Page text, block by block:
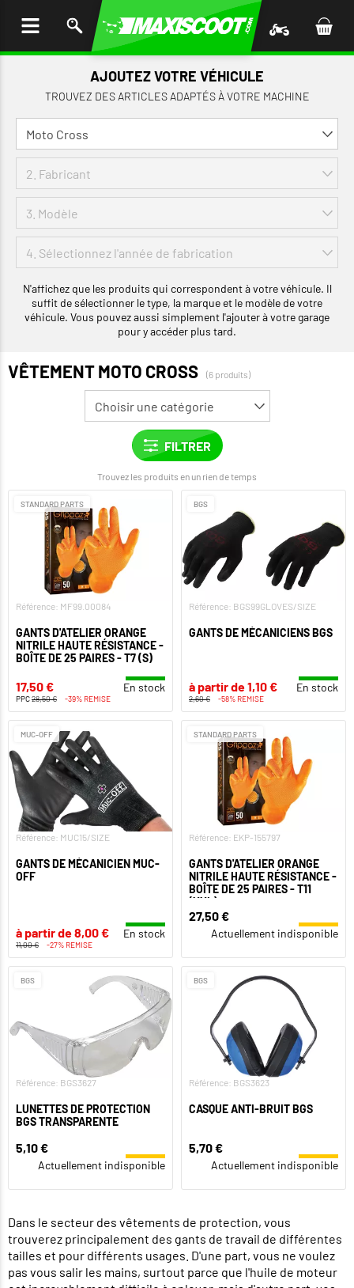
AJOUTEZ VOTRE VÉHICULE
TROUVEZ DES ARTICLES ADAPTÉS À VOTRE MACHINE
N'affichez que les produits qui correspondent à votre véhicule. Il
suffit de sélectionner le type, la marque et le modèle de votre
véhicule. Vous pouvez aussi simplement l'ajouter à votre garage
pour y accéder plus tard.
VÊTEMENT MOTO CROSS (6 produits)
Trouvez les produits en un rien de temps
STANDARD PARTS
Référence: MF99.00084
GANTS D'ATELIER ORANGE
NITRILE HAUTE RÉSISTANCE -
BOÎTE DE 25 PAIRES - T7 (S)
17,50 € En stock
PPC28,50 € -39% REMISE
BGS
Référence: BGS99GLOVES/SIZE
GANTS DE MÉCANICIENS BGS
à partir de 1,10 € En stock
2,60 € -58% REMISE
MUC-OFF
Référence: MUC15/SIZE
GANTS DE MÉCANICIEN MUC-
OFF
à partir de 8,00 € En stock
11,00 € -27% REMISE
STANDARD PARTS
Référence: EKP-155797
GANTS D'ATELIER ORANGE
NITRILE HAUTE RÉSISTANCE -
BOÎTE DE 25 PAIRES - T11
(XXL)
27,50 €
Actuellement indisponible
BGS
Référence: BGS3627
LUNETTES DE PROTECTION
BGS TRANSPARENTE
5,10 €
Actuellement indisponible
BGS
Référence: BGS3623
CASQUE ANTI-BRUIT BGS
5,70 €
Actuellement indisponible
Dans le secteur des vêtements de protection, vous
trouverez principalement des gants de travail de différentes
tailles et pour différents usages. D'une part, vous ne voulez
pas vous salir les mains, surtout parce que l'huile de moteur